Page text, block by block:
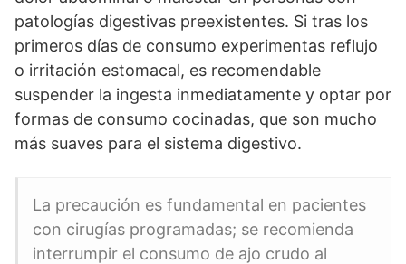
patologías digestivas preexistentes. Si tras los
primeros días de consumo experimentas reflujo
o irritación estomacal, es recomendable
suspender la ingesta inmediatamente y optar por
formas de consumo cocinadas, que son mucho
más suaves para el sistema digestivo.
La precaución es fundamental en pacientes
con cirugías programadas; se recomienda
interrumpir el consumo de ajo crudo al